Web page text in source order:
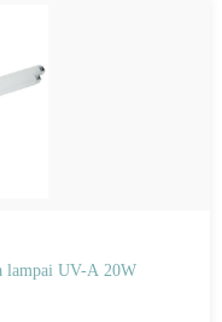
lampai UV-A 20W